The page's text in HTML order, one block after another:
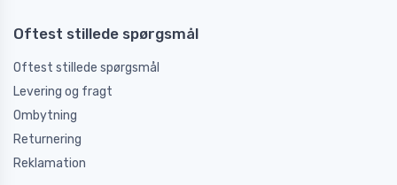
Oftest stillede spørgsmål
Oftest stillede spørgsmål
Levering og fragt
Ombytning
Returnering
Reklamation